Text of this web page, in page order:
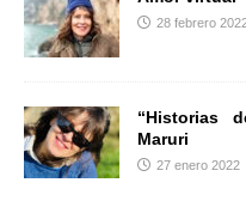
28 febrero
“Historias
Maruri
27 enero 2022